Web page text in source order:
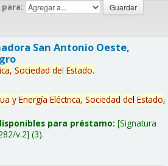
San Antonio Oeste,
Sociedad del Estado.
y Energía Eléctrica, Sociedad del Estado,
para préstamo: Signatura
v.2 (3).